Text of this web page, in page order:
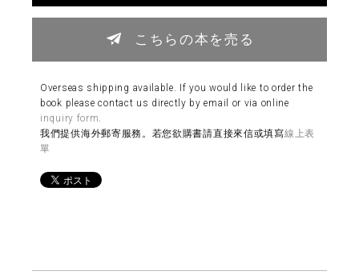
こちらの本を売る
Overseas shipping available. If you would like to order the
book please contact us directly by email or via online
inquiry form.
我們提供海外郵寄服務。若您欲購書請直接來信或填寫線上表
單